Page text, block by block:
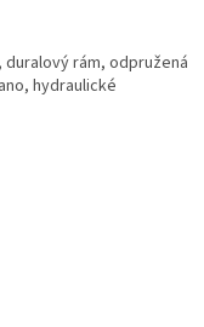
duralový rám, odpružená
hydraulické